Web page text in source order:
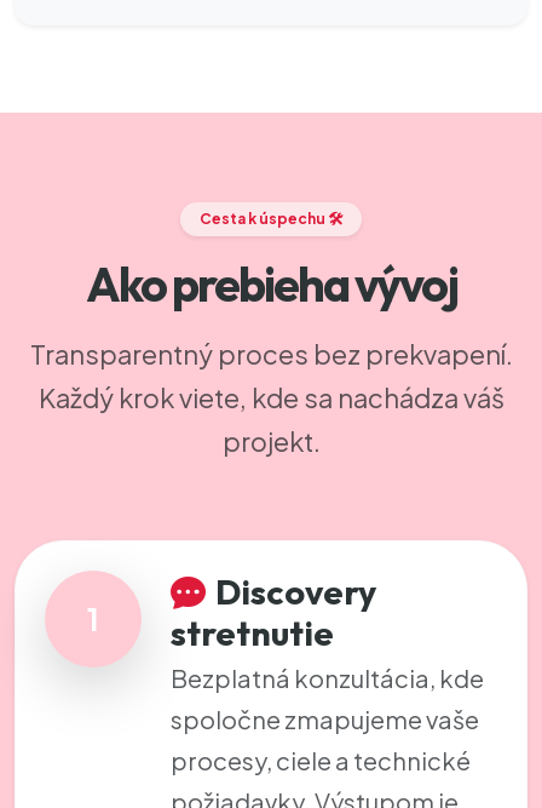
Cesta k úspechu 🛠️
Ako prebieha vývoj
Transparentný proces bez prekvapení.
Každý krok viete, kde sa nachádza váš
projekt.
1
Discovery
stretnutie
Bezplatná konzultácia, kde
spoločne zmapujeme vaše
procesy, ciele a technické
požiadavky. Výstupom je